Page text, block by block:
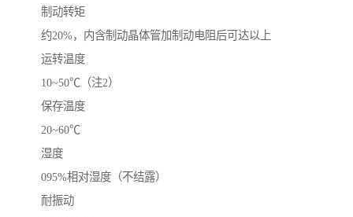
制动转矩
约20%，内含制动晶体管加制动电阻后可达以上
运转温度
10~50℃（注2）
保存温度
20~60℃
湿度
095%相对湿度（不结露）
耐振动